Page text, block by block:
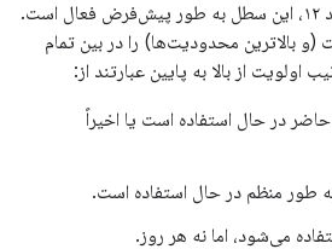
برنامه معرفی کرد. از اندروید ۱۲، این سطل به طور پیش‌فرض فعال است.
بالاترین محدودیت‌ها) را در بین تمام
از بالا به پایین عبارتند از:
در حال استفاده است یا اخیراً
طور منظم در حال استفاده است.
می‌شود، اما نه هر روز.